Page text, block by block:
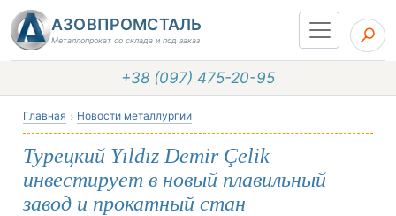
АЗОВПРОМСТАЛЬ
Металлопрокат со склада и под заказ
+38 (097) 475-20-95
Главная Новости металлургии
Турецкий Yıldız Demir Çelik
инвестирует в новый плавильный
завод и прокатный стан